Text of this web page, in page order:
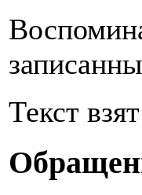
Текст